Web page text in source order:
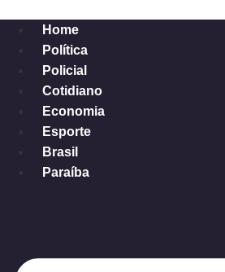
conteúdo
Home
Política
Policial
Cotidiano
Economia
Esporte
Brasil
Paraíba